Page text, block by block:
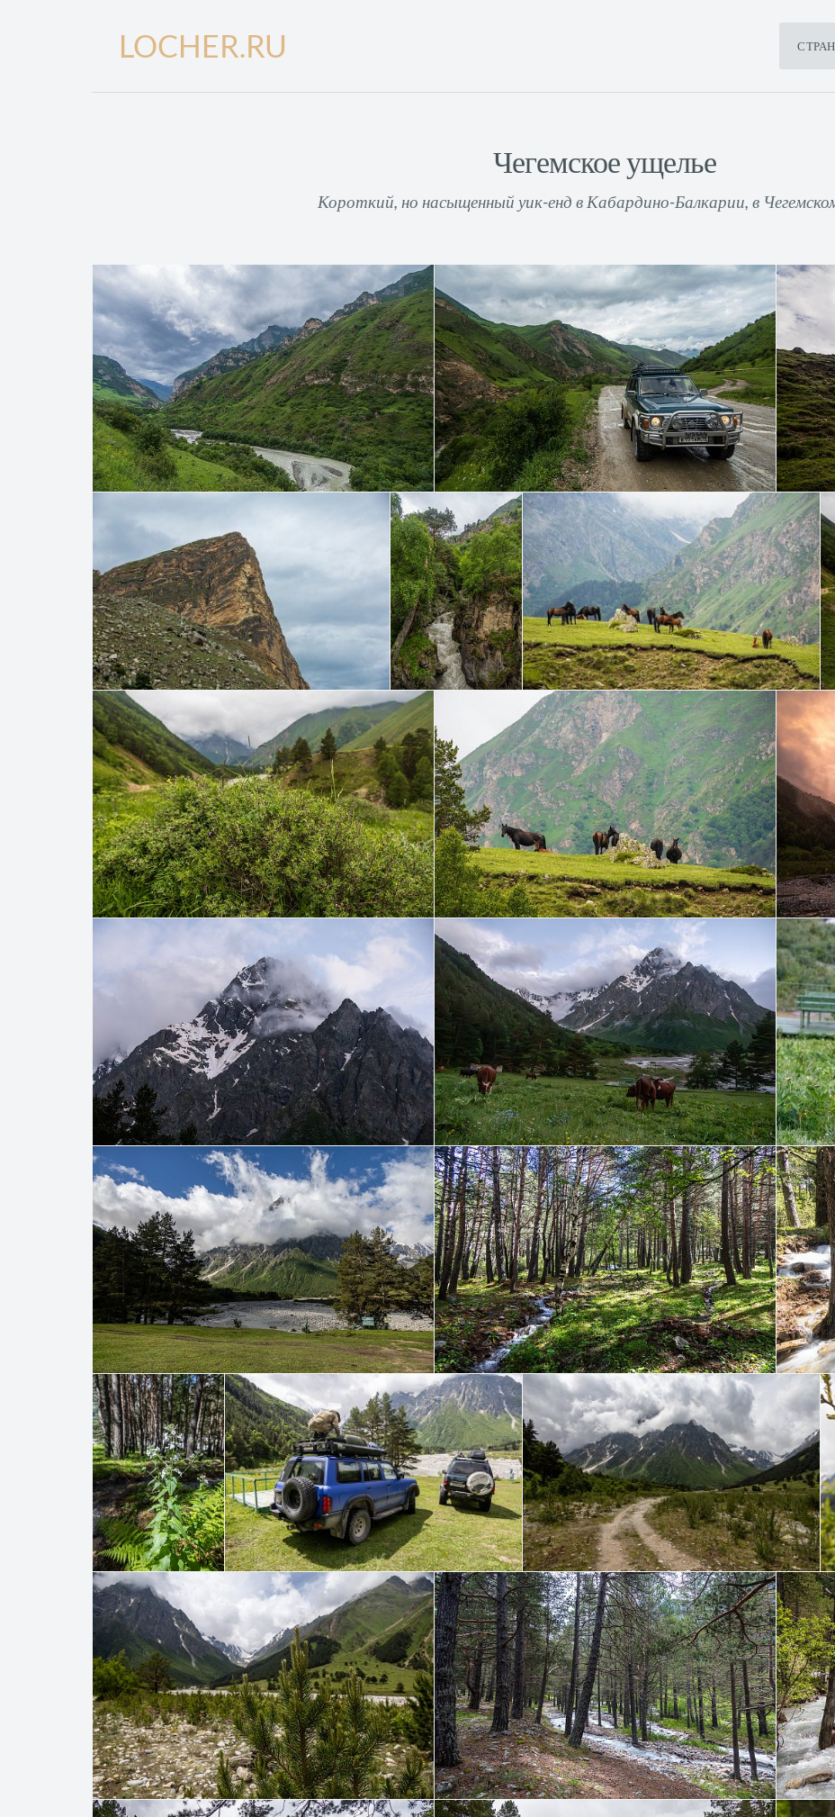
LOCHER.RU
Чегемское ущелье
Короткий, но насыщенный уик-енд в Кабардино-Балкарии, в